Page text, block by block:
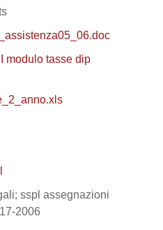
modulo tasse dip
sspl assegnazioni
2006